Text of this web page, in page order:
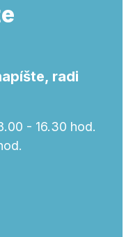
radi
- 16.30 hod.